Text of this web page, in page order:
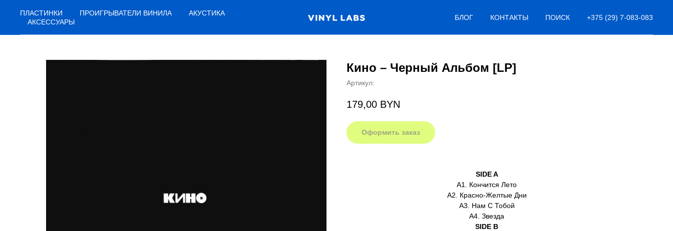
ПЛАСТИНКИ ПРОИГРЫВАТЕЛИ ВИНИЛА
АКУСТИКА
АКСЕССУАРЫ
БЛОГ КОНТАКТЫ ПОИСК +375 (29) 7-083-083
Кино – Черный Альбом [LP]
Артикул:
179,00 BYN
Оформить заказ
SIDE A
A1. Кончится Лето
A2. Красно-Желтые Дни
A3. Нам С Тобой
A4. Звезда
SIDE B